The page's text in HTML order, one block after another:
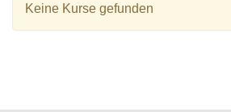
Keine Kurse gefunden